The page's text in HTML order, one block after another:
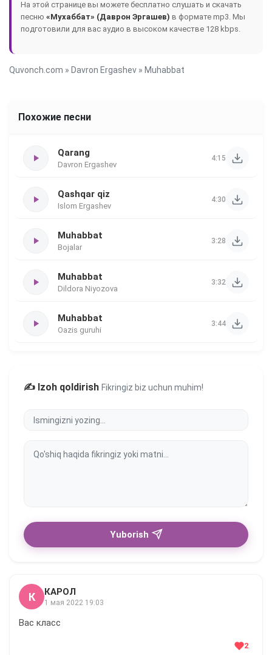
На этой странице вы можете бесплатно слушать и скачать
песню «Мухаббат» (Даврон Эргашев) в формате mp3. Мы
подготовили для вас аудио в высоком качестве 128 kbps.
Quvonch.com » Davron Ergashev » Muhabbat
Похожие песни
Qarang
Davron Ergashev
4:15
Qashqar qiz
Islom Ergashev
4:30
Muhabbat
Bojalar
3:28
Muhabbat
Dildora Niyozova
3:32
Muhabbat
Oazis guruhi
3:44
✍️ Izoh qoldirish Fikringiz biz uchun muhim!
Yuborish
К КАРОЛ
1 мая 2022 19:03
Вас класс
2